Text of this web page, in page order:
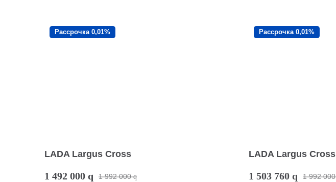
Рассрочка 0,01%
LADA Largus Cross
1 492 000 q 1 992 000 q
Рассрочка 0,01%
LADA Largus Cross
1 503 760 q 1 992 000